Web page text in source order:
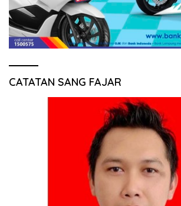
CATATAN SANG FAJAR